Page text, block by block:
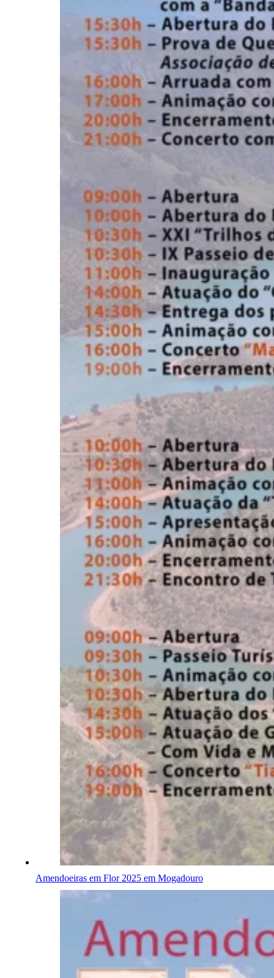
Amendoeiras em Flor 2025 em Mogadouro